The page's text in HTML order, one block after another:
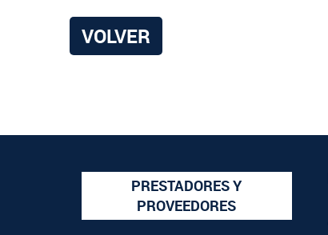
VOLVER
PRESTADORES Y
PROVEEDORES